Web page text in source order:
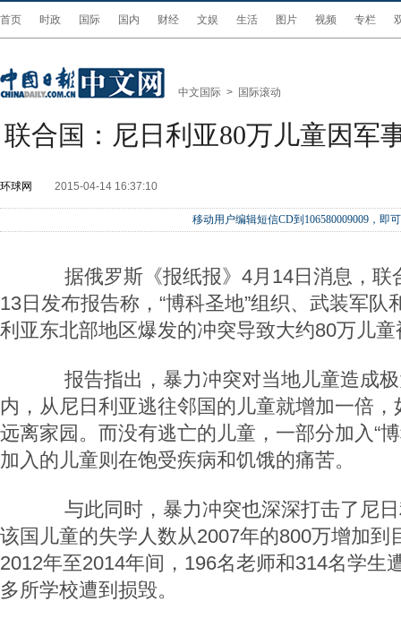
首页 时政 国际 国内 财经 文娱 生活 图片 视频 专栏
中文国际 > 国际滚动
联合国：尼日利亚80万儿童因军
环球网 2015-04-14 16:37:10
移动用户编辑短信CD到106580009009，即
据俄罗斯《报纸报》4月14日消息，联
13日发布报告称，“博科圣地”组织、武装军队
利亚东北部地区爆发的冲突导致大约80万儿
报告指出，暴力冲突对当地儿童造成极
内，从尼日利亚逃往邻国的儿童就增加一倍
远离家园。而没有逃亡的儿童，一部分加入“
加入的儿童则在饱受疾病和饥饿的痛苦。
与此同时，暴力冲突也深深打击了尼日
该国儿童的失学人数从2007年的800万增加到
2012年至2014年间，196名老师和314名学生
多所学校遭到损毁。